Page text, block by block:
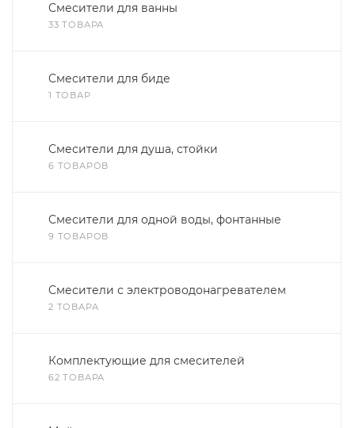
Смесители для ванны
33 ТОВАРА
Смесители для биде
1 ТОВАР
Смесители для душа, стойки
6 ТОВАРОВ
Смесители для одной воды, фонтанные
9 ТОВАРОВ
Смесители с электроводонагревателем
2 ТОВАРА
Комплектующие для смесителей
62 ТОВАРА